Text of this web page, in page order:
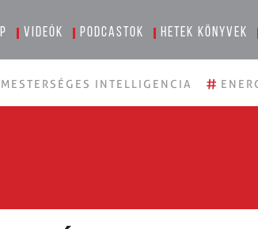
Videók Podcastok Hetek könyvek
MESTERSÉGES INTELLIGENCIA #